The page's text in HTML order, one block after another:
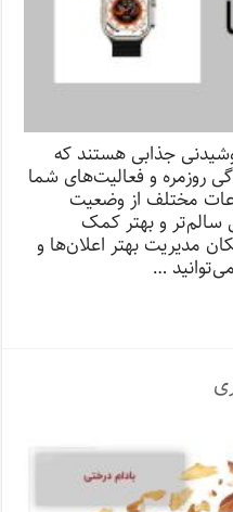
جذابی هستند که
روزمره و فعالیت‌های شما
مختلف از وضعیت
سالم‌تر و بهتر کمک
مدیریت بهتر اعلان‌ها و
…